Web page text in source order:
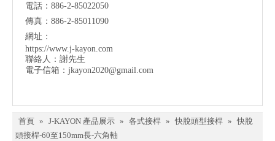
電話：886-2-85022050
傳真：886-2-85011090
網址：
https://www.j-kayon.com
聯絡人：謝先生
電子信箱： jkayon2020@gmail.com
首頁 » J-KAYON 產品展示 » 各式接桿 » 快脫頭型接桿 » 快脫
頭接桿-60至150mm長-六角軸